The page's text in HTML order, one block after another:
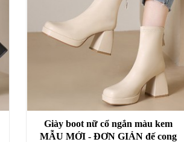
Giày boot nữ cổ ngắn màu kem
MẪU MỚI - ĐƠN GIẢN đế cong